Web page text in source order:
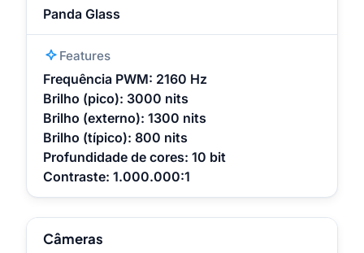
Panda Glass
Features
Frequência PWM: 2160 Hz
Brilho (pico): 3000 nits
Brilho (externo): 1300 nits
Brilho (típico): 800 nits
Profundidade de cores: 10 bit
Contraste: 1.000.000:1
Câmeras